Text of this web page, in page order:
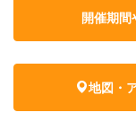
開催期間
地図・